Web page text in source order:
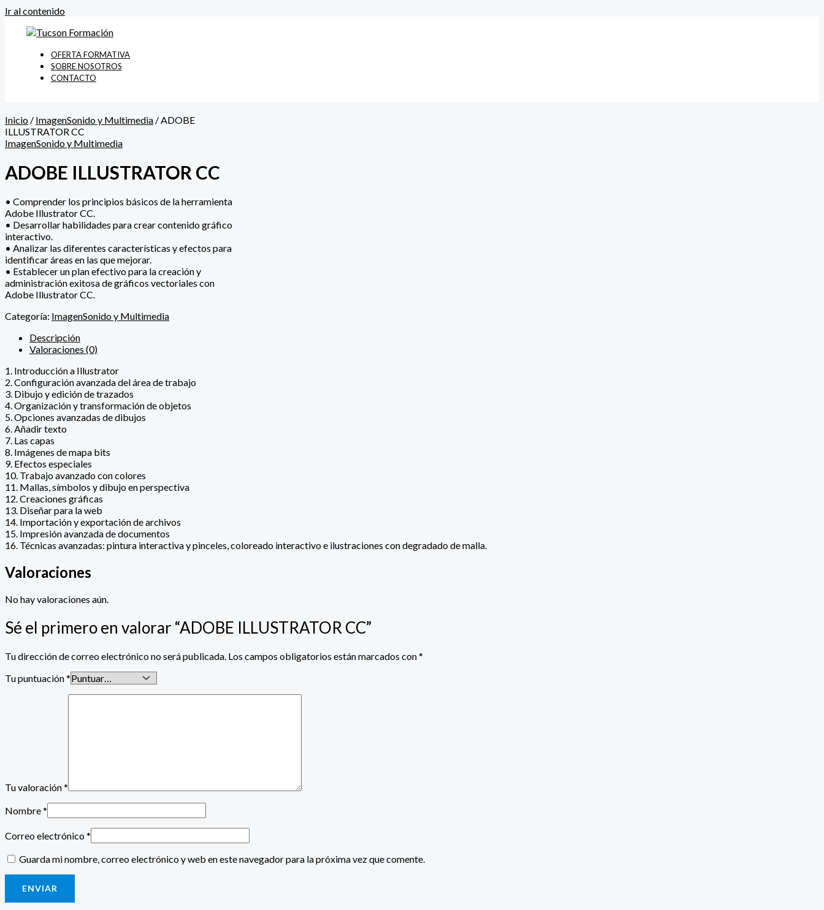
Ir al contenido
OFERTA FORMATIVA
SOBRE NOSOTROS
CONTACTO
Inicio / ImagenSonido y Multimedia / ADOBE
ILLUSTRATOR CC
ImagenSonido y Multimedia
ADOBE ILLUSTRATOR CC
• Comprender los principios básicos de la herramienta
Adobe Illustrator CC.
• Desarrollar habilidades para crear contenido gráfico
interactivo.
• Analizar las diferentes características y efectos para
identificar áreas en las que mejorar.
• Establecer un plan efectivo para la creación y
administración exitosa de gráficos vectoriales con
Adobe Illustrator CC.
Categoría: ImagenSonido y Multimedia
Descripción
Valoraciones (0)
1. Introducción a Illustrator
2. Configuración avanzada del área de trabajo
3. Dibujo y edición de trazados
4. Organización y transformación de objetos
5. Opciones avanzadas de dibujos
6. Añadir texto
7. Las capas
8. Imágenes de mapa bits
9. Efectos especiales
10. Trabajo avanzado con colores
11. Mallas, símbolos y dibujo en perspectiva
12. Creaciones gráficas
13. Diseñar para la web
14. Importación y exportación de archivos
15. Impresión avanzada de documentos
16. Técnicas avanzadas: pintura interactiva y pinceles, coloreado interactivo e ilustraciones con degradado de malla.
Valoraciones
No hay valoraciones aún.
Sé el primero en valorar “ADOBE ILLUSTRATOR CC”
Tu dirección de correo electrónico no será publicada. Los campos obligatorios están marcados con*
Tu puntuación*
Tu valoración*
Nombre*
Correo electrónico*
Guarda mi nombre, correo electrónico y web en este navegador para la próxima vez que comente.